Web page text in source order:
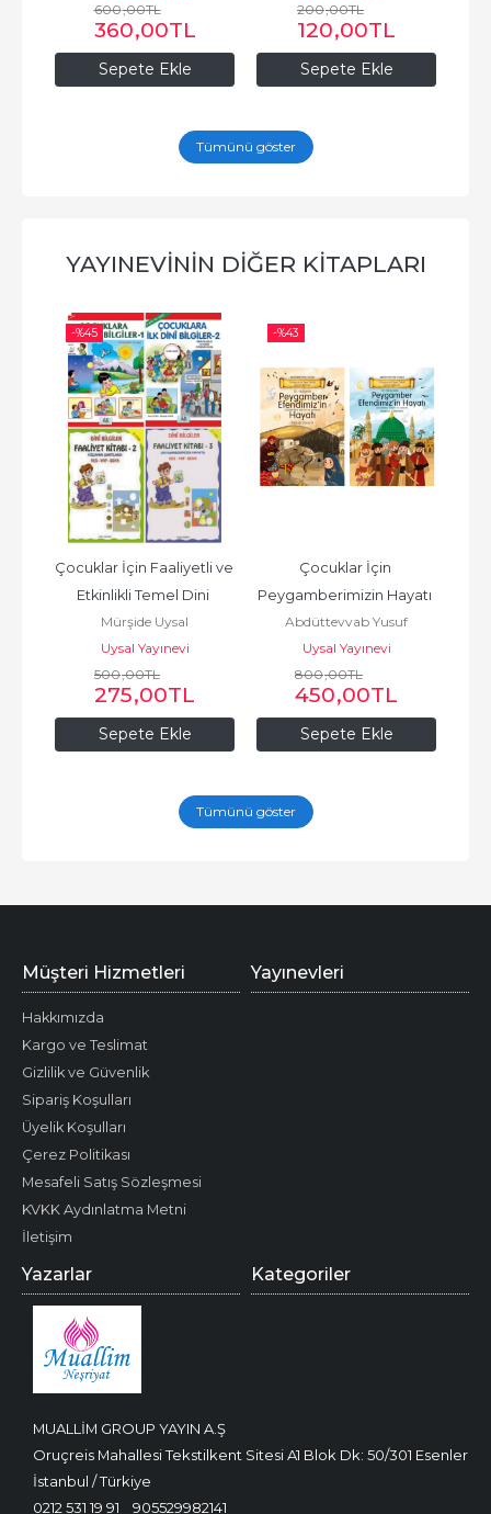
Sepete Ekle
600,00TL
360,00TL
Sepete Ekle
200,00TL
120,00TL
Tümünü göster
YAYINEVININ DIĞER KITAPLARI
-%45
Sepete Ekle
Çocuklar İçin Faaliyetli ve
Etkinlikli Temel Dini
Bilgiler Seti (4 Kitap)
Mürşide Uysal
Uysal Yayınevi
500,00TL
275,00TL
-%43
Sepete Ekle
Çocuklar İçin
Peygamberimizin Hayatı
Mekke ve Medine
Dönemi Ciltli (2...
Abdüttevvab Yusuf
Uysal Yayınevi
800,00TL
450,00TL
Tümünü göster
MUALLİM GROUP YAYIN A.Ş
Oruçreis Mahallesi Tekstilkent Sitesi A1 Blok Dk: 50/301 Esenler
İstanbul / Türkiye
0212 531 19 91
905529982141
Müşteri Hizmetleri
Hakkımızda
Kargo ve Teslimat
Gizlilik ve Güvenlik
Sipariş Koşulları
Üyelik Koşulları
Çerez Politikası
Mesafeli Satış Sözleşmesi
KVKK Aydınlatma Metni
İletişim
Yayınevleri
Yazarlar Kategoriler